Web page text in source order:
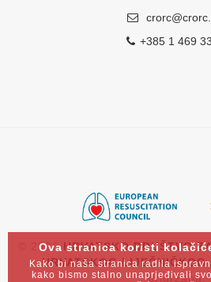
+385 1 469
© 2026HRVATSKO DRUŠTVO
HRVATSKOG LIJEČNIČKOG
pridržana.
Ova stranica koristi
Kako bi naša stranica radila
kako bismo stalno unaprjeđivali